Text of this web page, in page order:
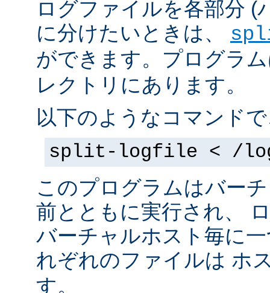
ログファイルを各部分 (
に分けたいときは、
ができます。プログラ
レクトリにあります。
以下のようなコマンド
split-logfile < /
このプログラムはバー
前とともに実行され、
バーチャルホスト毎に
れぞれのファイルは ホ
す。